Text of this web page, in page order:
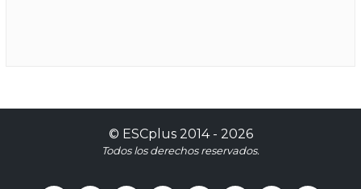
© ESCplus2014 - 2026
Todos los derechos reservados.